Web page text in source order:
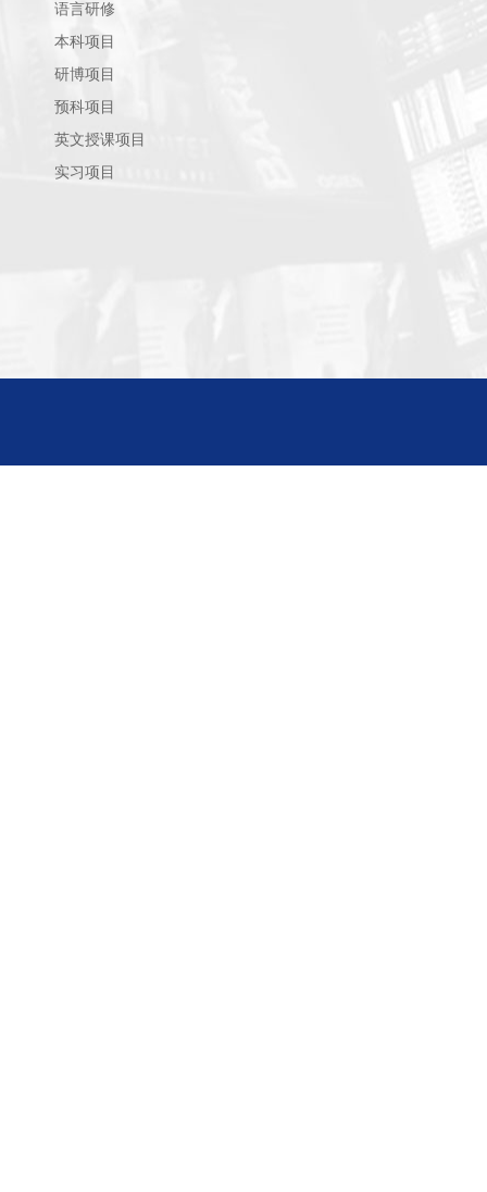
语言研修
本科项目
研博项目
预科项目
英文授课项目
实习项目